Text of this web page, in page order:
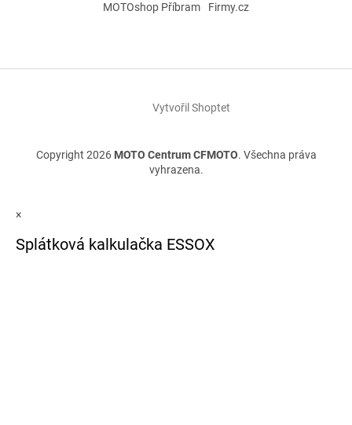
MOTOshop Příbram Firmy.cz
Vytvořil Shoptet
Copyright 2026 MOTO Centrum CFMOTO. Všechna práva
vyhrazena.
×
Splátková kalkulačka ESSOX